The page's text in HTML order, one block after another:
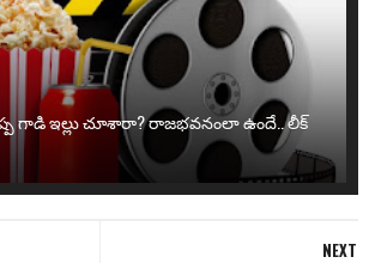
పుష్ప గాడి ఇల్లు చూశారా? రాజభవనంలా ఉందే.. లీక్
NEXT